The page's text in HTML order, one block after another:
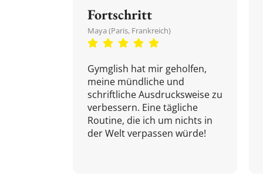
Fortschritt
Maya (Paris, Frankreich)
Gymglish hat mir geholfen,
meine mündliche und
schriftliche Ausdrucksweise zu
verbessern. Eine tägliche
Routine, die ich um nichts in
der Welt verpassen würde!